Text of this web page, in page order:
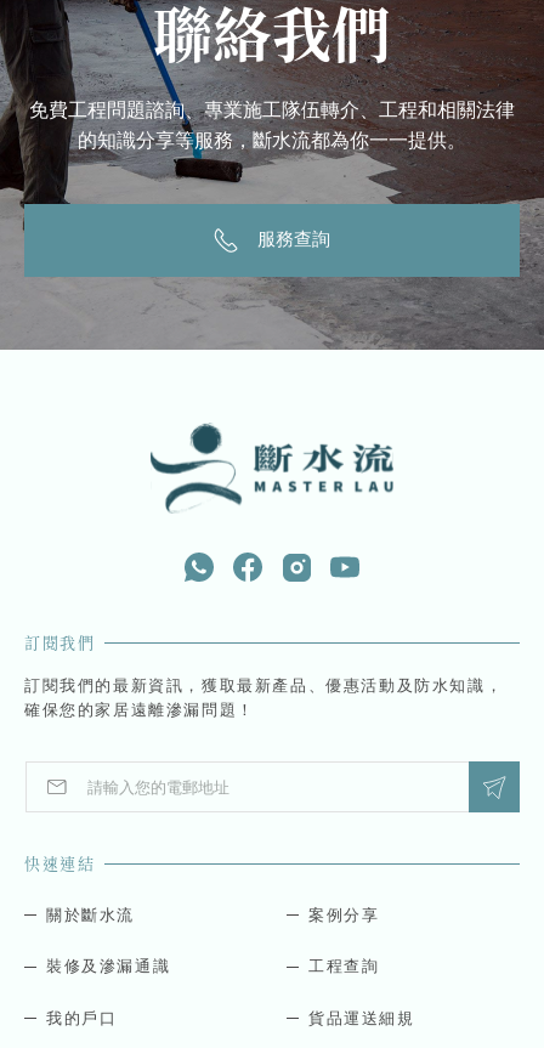
聯絡我們
免費工程問題諮詢、專業施工隊伍轉介、工程和相關法律
的知識分享等服務，斷水流都為你一一提供。
服務查詢
訂閱我們
訂閱我們的最新資訊，獲取最新產品、優惠活動及防水知識，
確保您的家居遠離滲漏問題！
a
l
m
a
l快速連結
關於斷水流 案例分享
裝修及滲漏通識 工程查詢
我的戶口 貨品運送細規